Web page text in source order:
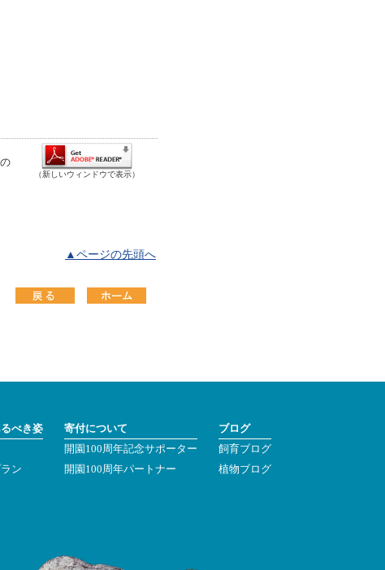
（新しいウィンドウで表示）
▲ページの先頭へ
べき姿
ン
寄付について
開園100周年記念サポーター
開園100周年パートナー
ブログ
飼育ブログ
植物ブログ